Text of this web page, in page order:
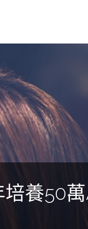
養50